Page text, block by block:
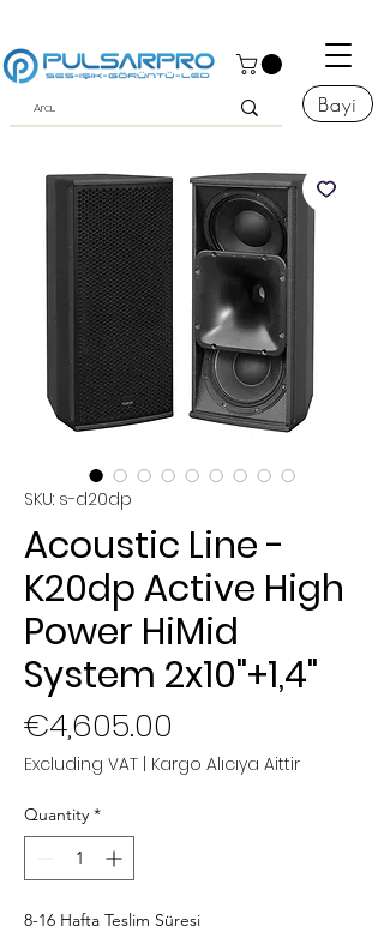
Bayi
SKU: s-d20dp
Acoustic Line -
K20dp Active High
Power HiMid
System 2x10"+1,4"
€4,605.00
Excluding VAT Kargo Alıcıya Aittir
Quantity *
8-16 Hafta Teslim Süresi